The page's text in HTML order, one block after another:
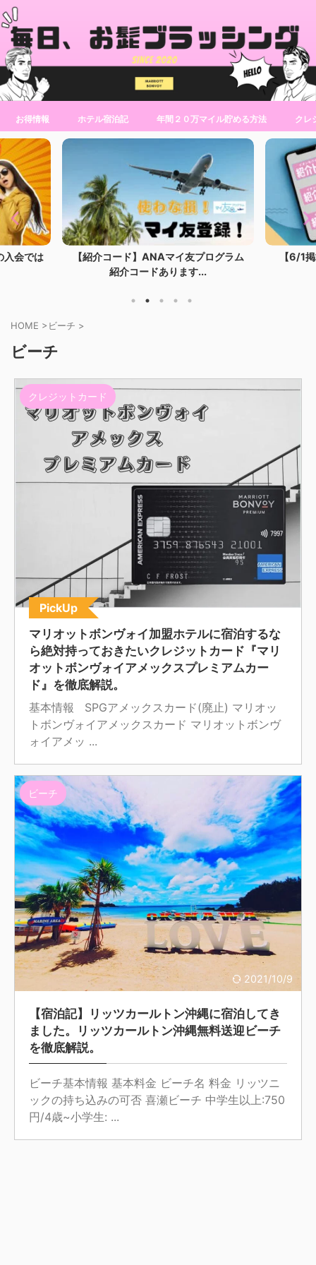
お得情報 ホテル宿泊記 年間２０万マイル貯める方法 クレ
入会では
【紹介コード】ANAマイ友プログラム
紹介コードあります...
【6/1
HOME >ビーチ >
ビーチ
クレジットカード
PickUp
マリオットボンヴォイ加盟ホテルに宿泊するな
ら絶対持っておきたいクレジットカード『マリ
オットボンヴォイアメックスプレミアムカー
ド』を徹底解説。
基本情報 SPGアメックスカード(廃止) マリオッ
トボンヴォイアメックスカード マリオットボンヴ
ォイアメッ ...
2021/10/9
ビーチ
【宿泊記】リッツカールトン沖縄に宿泊してき
ました。リッツカールトン沖縄無料送迎ビーチ
を徹底解説。
ビーチ基本情報 基本料金 ビーチ名 料金 リッツニ
ックの持ち込みの可否 喜瀬ビーチ 中学生以上:750
円/4歳~小学生: ...